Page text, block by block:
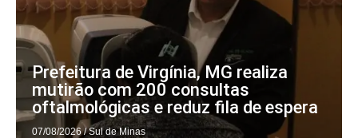
Prefeitura de Virgínia, MG realiza
mutirão com 200 consultas
oftalmológicas e reduz fila de espera
07/08/2026 / Sul de Minas